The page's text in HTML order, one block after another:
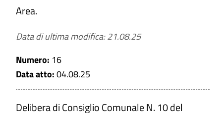
Area.
Data di ultima modifica: 21.08.25
Numero: 16
Data atto:04.08.25
Delibera di Consiglio Comunale N. 10 del